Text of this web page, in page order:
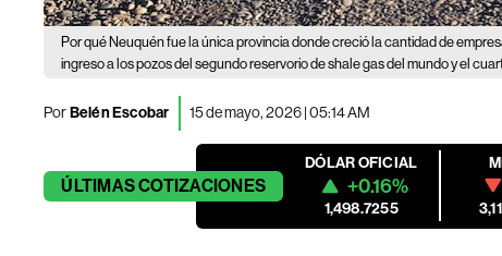
Por qué Neuquén fue la única provincia donde creció la cantidad de
ingreso a los pozos del segundo reservorio de shale gas del mundo y el
PorBelén Escobar 15 de mayo, 2026 | 05:14 AM
ÚLTIMASCOTIZACIONES
DÓLAR OFICIAL
+0.16%
1,498.7255